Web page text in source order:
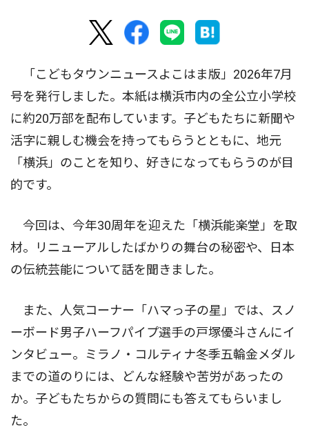
「こどもタウンニュースよこはま版」2026年7月
号を発行しました。本紙は横浜市内の全公立小学校
に約20万部を配布しています。子どもたちに新聞や
活字に親しむ機会を持ってもらうとともに、地元
「横浜」のことを知り、好きになってもらうのが目
的です。
今回は、今年30周年を迎えた「横浜能楽堂」を取
材。リニューアルしたばかりの舞台の秘密や、日本
の伝統芸能について話を聞きました。
また、人気コーナー「ハマっ子の星」では、スノ
ーボード男子ハーフパイプ選手の戸塚優斗さんにイ
ンタビュー。ミラノ・コルティナ冬季五輪金メダル
までの道のりには、どんな経験や苦労があったの
か。子どもたちからの質問にも答えてもらいまし
た。